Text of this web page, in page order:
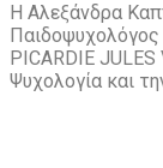
Η Αλεξάνδρα
Παιδοψυχολόγος
PICARDIE JULES
Ψυχολογία και